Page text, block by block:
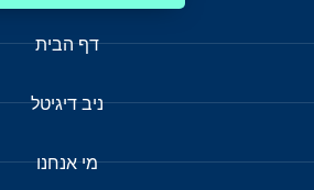
דף הבית
ניב דיגיטל
מי אנחנו